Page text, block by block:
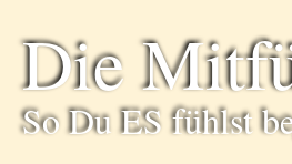
Die
So Du ES fühlst